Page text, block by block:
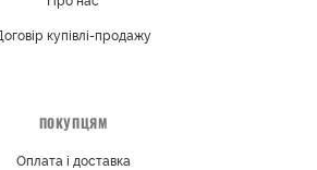
купівлі-продажу
ПОКУПЦЯМ
Оплата і доставка